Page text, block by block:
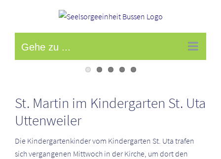
springen
Gehe zu ...
grösseres
St. Martin im Kindergarten St. Uta
Uttenweiler
Die Kindergartenkinder vom Kindergarten St. Uta trafen
sich vergangenen Mittwoch in der Kirche, um dort den